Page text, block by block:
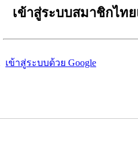
เข้าสู่ระบบสมาชิกไท
เข้าสู่ระบบด้วย Google